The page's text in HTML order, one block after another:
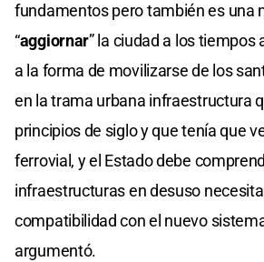
fundamentos pero también es una
“aggiornar” la ciudad a los
a la forma de movilizarse de los
en la trama urbana infraestructura
principios de siglo y que tenía que
ferrovial, y el Estado debe
infraestructuras en desuso
compatibilidad con el nuevo
argumentó.